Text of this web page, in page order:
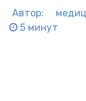
Автор:
5 минут